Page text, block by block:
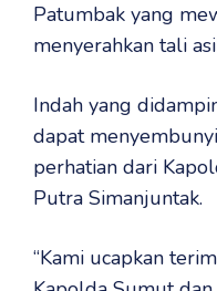
Patumbak yang
menyerahkan tali
Indah yang
dapat
perhatian dari
Putra Simanjuntak.
“Kami ucapkan